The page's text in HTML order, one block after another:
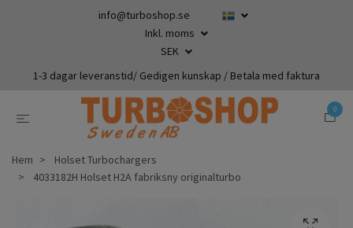
info@turboshop.se
Inkl. moms
SEK
1-3 dagar leveranstid/ Gedigen kunskap / Betala med faktura
0
Hem
Holset Turbochargers
4033182H Holset H2A fabriksny originalturbo